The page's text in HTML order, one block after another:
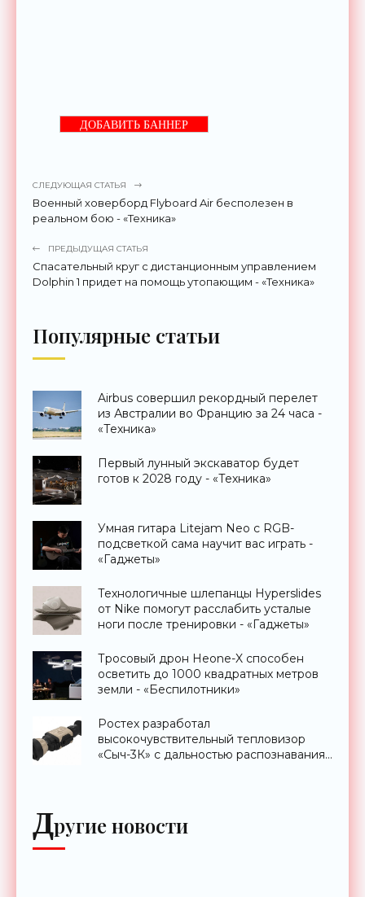
ДОБАВИТЬ БАННЕР
СЛЕДУЮЩАЯ СТАТЬЯ
Военный ховерборд Flyboard Air бесполезен в
реальном бою - «Техника»
ПРЕДЫДУЩАЯ СТАТЬЯ
Спасательный круг с дистанционным управлением
Dolphin 1 придет на помощь утопающим - «Техника»
Популярные статьи
Airbus совершил рекордный перелет
из Австралии во Францию за 24 часа -
«Техника»
Первый лунный экскаватор будет
готов к 2028 году - «Техника»
Умная гитара Litejam Neo с RGB-
подсветкой сама научит вас играть -
«Гаджеты»
Технологичные шлепанцы Hyperslides
от Nike помогут расслабить усталые
ноги после тренировки - «Гаджеты»
Тросовый дрон Heone-X способен
осветить до 1000 квадратных метров
земли - «Беспилотники»
Ростех разработал
высокочувствительный тепловизор
«Сыч-3К» с дальностью распознавания
Другие новости